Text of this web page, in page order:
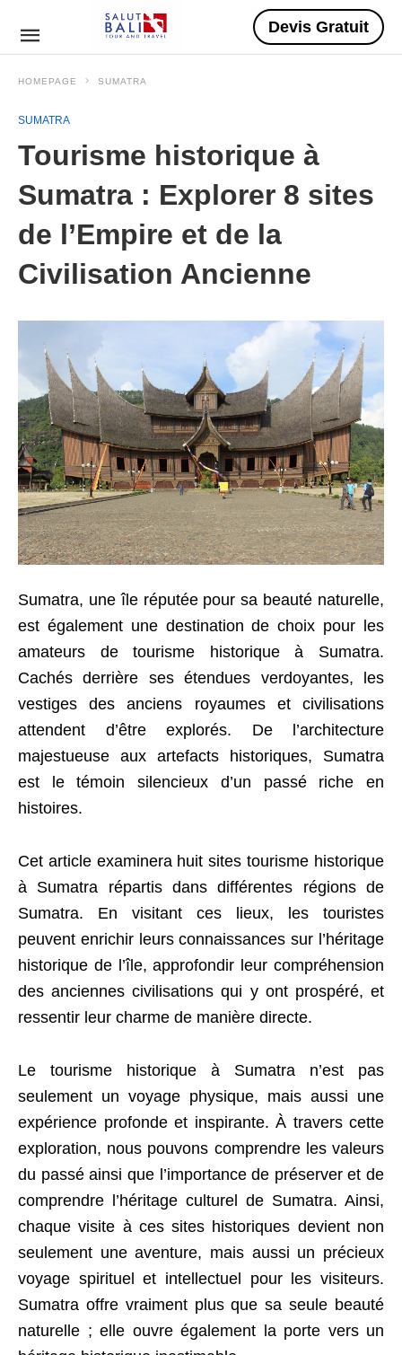
Devis Gratuit
HOMEPAGE SUMATRA
SUMATRA
Tourisme historique à
Sumatra : Explorer 8 sites
de l’Empire et de la
Civilisation Ancienne
Sumatra, une île réputée pour sa beauté naturelle,
est également une destination de choix pour les
amateurs de tourisme historique à Sumatra.
Cachés derrière ses étendues verdoyantes, les
vestiges des anciens royaumes et civilisations
attendent d’être explorés. De l’architecture
majestueuse aux artefacts historiques, Sumatra
est le témoin silencieux d’un passé riche en
histoires.
Cet article examinera huit sites tourisme historique
à Sumatra répartis dans différentes régions de
Sumatra. En visitant ces lieux, les touristes
peuvent enrichir leurs connaissances sur l’héritage
historique de l’île, approfondir leur compréhension
des anciennes civilisations qui y ont prospéré, et
ressentir leur charme de manière directe.
Le tourisme historique à Sumatra n’est pas
seulement un voyage physique, mais aussi une
expérience profonde et inspirante. À travers cette
exploration, nous pouvons comprendre les valeurs
du passé ainsi que l’importance de préserver et de
comprendre l’héritage culturel de Sumatra. Ainsi,
chaque visite à ces sites historiques devient non
seulement une aventure, mais aussi un précieux
voyage spirituel et intellectuel pour les visiteurs.
Sumatra offre vraiment plus que sa seule beauté
naturelle ; elle ouvre également la porte vers un